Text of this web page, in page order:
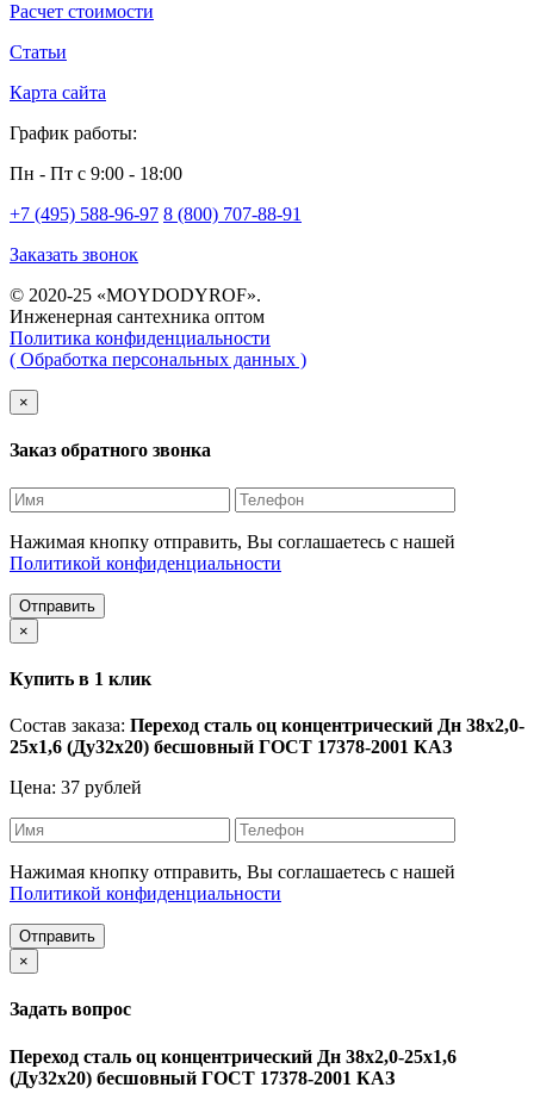
Расчет стоимости
Статьи
Карта сайта
График работы:
Пн - Пт с 9:00 - 18:00
+7 (495) 588-96-97 8 (800) 707-88-91
Заказать звонок
© 2020-25 «MOYDODYROF».
Инженерная сантехника оптом
Политика конфиденциальности
( Обработка персональных данных )
×
Заказ обратного звонка
Нажимая кнопку отправить, Вы соглашаетесь с нашей
Политикой конфиденциальности
Отправить
×
Купить в 1 клик
Состав заказа: Переход сталь оц концентрический Дн 38х2,0-
25х1,6 (Ду32х20) бесшовный ГОСТ 17378-2001 КАЗ
Цена: 37 рублей
Нажимая кнопку отправить, Вы соглашаетесь с нашей
Политикой конфиденциальности
Отправить
×
Задать вопрос
Переход сталь оц концентрический Дн 38х2,0-25х1,6
(Ду32х20) бесшовный ГОСТ 17378-2001 КАЗ